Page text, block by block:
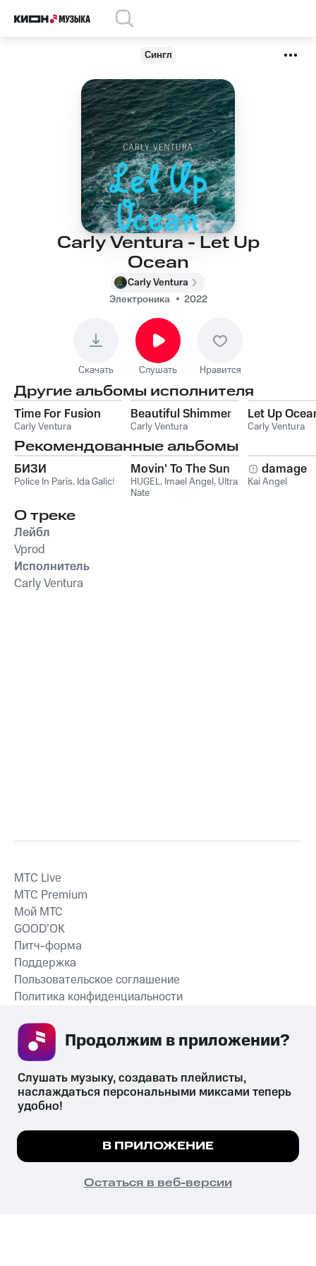
Сингл
Carly Ventura - Let Up
Ocean
Carly Ventura
Электроника
2022
Скачать Слушать Нравится
Другие альбомы исполнителя
Time For Fusion
Carly Ventura
Beautiful Shimmer
Carly Ventura
Let Up
Carly Ventura
Рекомендованные альбомы
БИЗИ
Police In Paris, Ida Galich
Movin' To The Sun
HUGEL, Imael Angel, Ultra
Nate
damage
Kai Angel
О треке
Лейбл
Vprod
Исполнитель
Carly Ventura
СКАЧАТЬ ПРИЛОЖЕНИЕ
MTС Live
MTС Premium
Мой МТС
GOOD’OK
Питч-форма
Поддержка
Пользовательское соглашение
Политика конфиденциальности
психотропных веществ, их аналогов причиняет вред здоровью,
их незаконный оборот запрещён и влечёт установленную
законодательством ответственность.
© 2026 ООО «КИОН».
Все права защищены
Мы используем куки, чтобы на сайте все
Подробнее
ПОНЯТНО
Слушать музыку, создавать плейлисты,
наслаждаться персональными миксами теперь
удобно!
В ПРИЛОЖЕНИЕ
Остаться в веб-версии